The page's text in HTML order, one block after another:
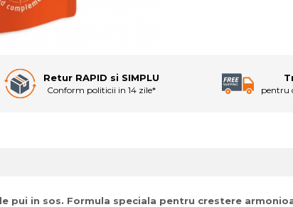
Retur RAPID si SIMPLU
Conform politicii in 14 zile* pentru
pui in sos. Formula speciala pentru crestere